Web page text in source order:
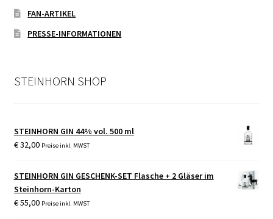
FAN-ARTIKEL
PRESSE-INFORMATIONEN
STEINHORN SHOP
STEINHORN GIN 44% vol. 500 ml
€32,00 Preise inkl. MWST
STEINHORN GIN GESCHENK-SET Flasche + 2 Gläser im
Steinhorn-Karton
€55,00 Preise inkl. MWST